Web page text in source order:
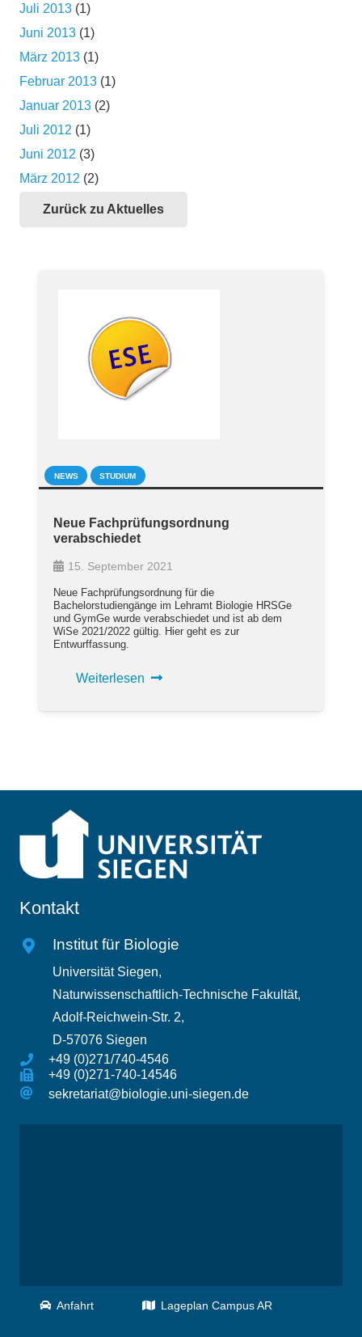
Juli 2013 (1)
Juni 2013 (1)
März 2013 (1)
Februar 2013 (1)
Januar 2013 (2)
Juli 2012 (1)
Juni 2012 (3)
März 2012 (2)
Zurück zu Aktuelles
NEWS STUDIUM
Neue Fachprüfungsordnung
verabschiedet
15. September 2021
Neue Fachprüfungsordnung für die
Bachelorstudiengänge im Lehramt Biologie HRSGe
und GymGe wurde verabschiedet und ist ab dem
WiSe 2021/2022 gültig. Hier geht es zur
Entwurffassung.
Weiterlesen
Kontakt
Institut für Biologie
Universität Siegen,
Naturwissenschaftlich-Technische Fakultät,
Adolf-Reichwein-Str. 2,
D-57076 Siegen
+49 (0)271/740-4546
+49 (0)271-740-14546
sekretariat@biologie.uni-siegen.de
Anfahrt Lageplan Campus AR